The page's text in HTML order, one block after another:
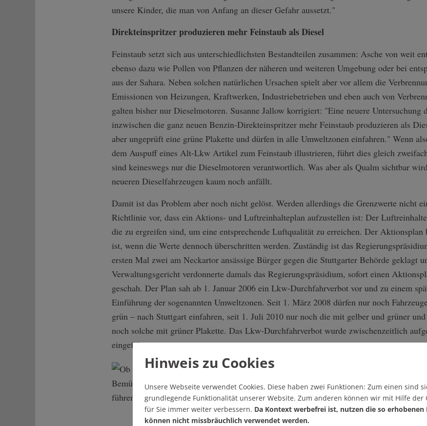
unsere Kinder, die man von Anfang an dieser Gefahr aussetzt."
Direkteinspritzer produzieren mehr Feinstaub als Diesel
Feinstaub setzt sich aus unterschiedlichsten Bestandteilen zusammen: Asche von weit
ebenso dazu wie Pollen von Pflanzen der näheren und weiteren Umgebung oder bei
aus der Sahara. Neben solchen natürlichen Ursachen spielt aber vor allem die
Emissionen von Heizungen, Kraftwerken, Industriebetrieben und eben auch von
galten bisher nur Dieselmotoren. Susanne Jallow korrigiert: "Eine neuere Untersuchung
inzwischen die ganz neuen Benzin-Direkteinspritzer mehr Feinstaub produzieren als
aber ungeprüft eine grüne Plakette und dürfen in alle Umweltzonen einfahren." Wenn
dem Auspuff eines Alt-Lkw Artikel zum Feinstaub illustrieren, führt dies gleich
sind keineswegs nur die Dieselmotoren verantwortlich. Was aber als Qualm sichtbar
neueren Dieselfahrzeugen kaum noch anfällt.
Damit ist das Problem aber noch nicht gelöst. Werden allerdings die Grenzwerte nicht
Richtlinie vor, dass ein Aktions- und Luftreinhalteplan aufzustellen ist: Der
die zu ergreifen sind, um eine entsprechende Luftqualität zu erreichen. Der Aktionsplan
ist, wenn die Werte dennoch überschritten werden. Zuständig ist das
ersten Mal zwei am Neckartor ansässige Bürger gegen die Stuttgarter Behörde geklagt
Verwaltungsgericht verdonnerte damals das Regierungspräsidium, sofort einen
geschah. Der Plan sah ab 1. Januar 2006 ein Lkw-Durchfahrverbot vor und zu einem
Einführung der sogenannten Umweltzonen. Seit 1. März 2008 dürfen nur noch
grün – nach Stuttgart einfahren, seit 1. Juli 2010 nur noch die mit gelber und grüner
noch solche mit grüner Plakette. Das Lkw-Durchfahrverbot wurde zwischenzeitlich
eingeführt.
Denn erneut hatte das Verwaltungsgericht 2009 auf
unzureichend. Die Fortschreibung des
2010 sieht daher wieder ein Lkw-Durchfahrverbot
der Geschwindigkeit von 60 auf 50 km/h auf der
Hinweis zu Cookies
Unsere Webseite verwendet Cookies. Diese haben zwei Funktionen: Zum einen sind
grundlegende Funktionalität unserer Website. Zum anderen können wir mit Hilfe der
für Sie immer weiter verbessern. Da Kontext werbefrei ist, nutzen die so erhobenen
können nicht missbräuchlich verwendet werden.